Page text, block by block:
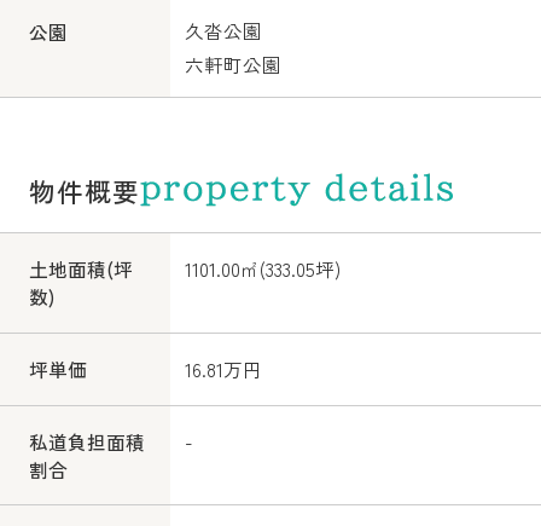
公園
久沓公園
六軒町公園
物件概要
土地面積(坪
数)
1101.00㎡(333.05坪)
坪単価 16.81万円
私道負担面積
割合
-